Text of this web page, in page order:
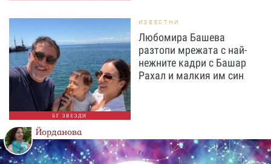
БГ ЗВЕЗДИ
ИЗВЕСТНИ
Любомира Башева
разтопи мрежата с най-
нежните кадри с Башар
Рахал и малкия им син
Йорданова